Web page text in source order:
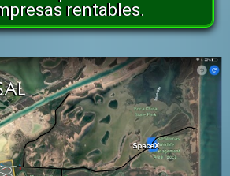
rentables.